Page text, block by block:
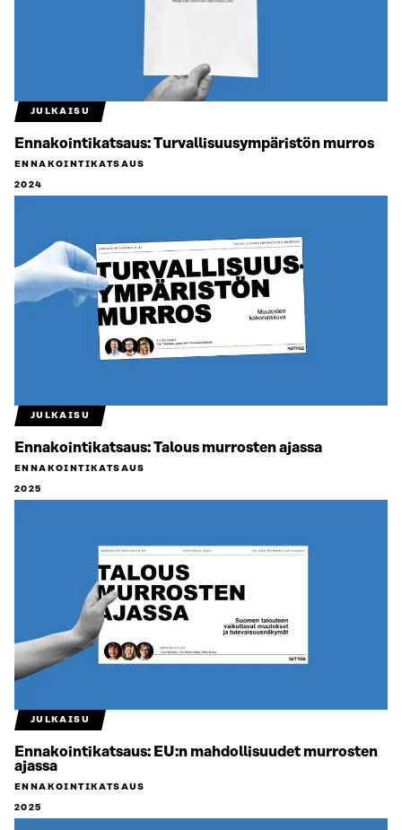
JULKAISU
Ennakointikatsaus: Turvallisuus­ympäristön murros
ENNAKOINTIKATSAUS
2024
JULKAISU
Ennakointikatsaus: Talous murrosten ajassa
ENNAKOINTIKATSAUS
2025
JULKAISU
Ennakointikatsaus: EU:n mahdollisuudet murrosten
ajassa
ENNAKOINTIKATSAUS
2025